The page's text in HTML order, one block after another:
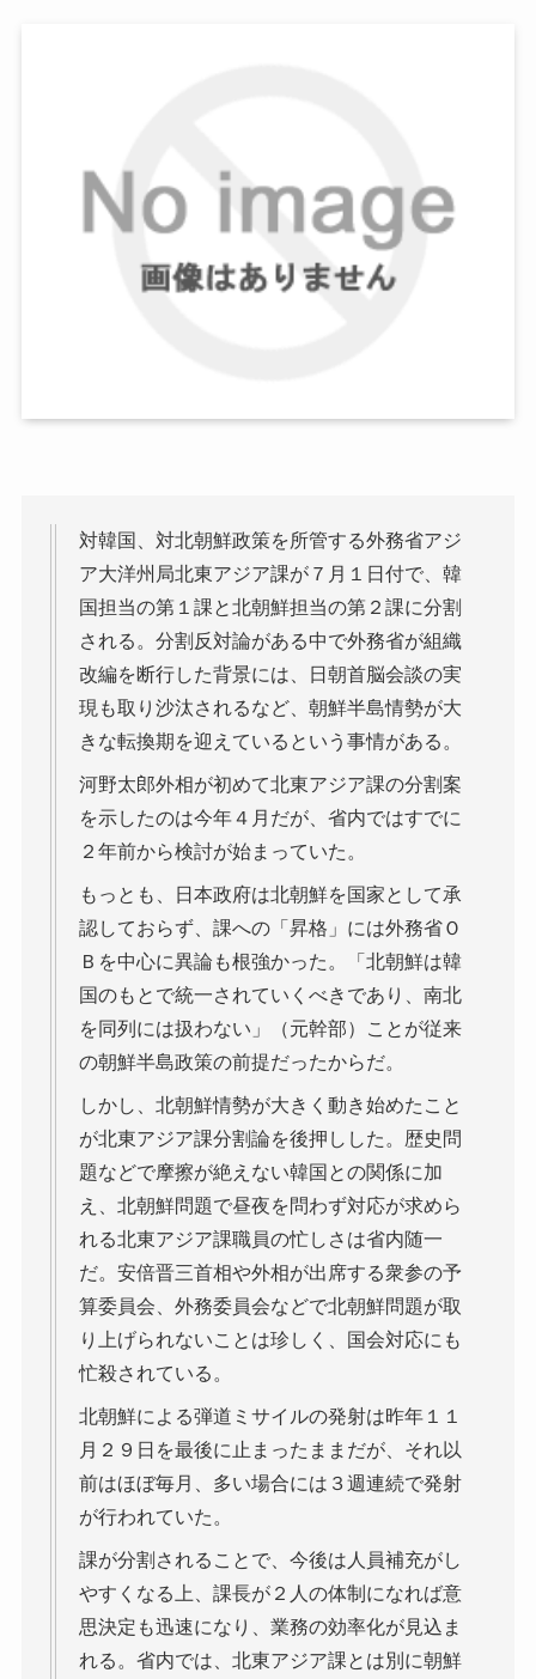
対韓国、対北朝鮮政策を所管する外務省アジ
ア大洋州局北東アジア課が７月１日付で、韓
国担当の第１課と北朝鮮担当の第２課に分割
される。分割反対論がある中で外務省が組織
改編を断行した背景には、日朝首脳会談の実
現も取り沙汰されるなど、朝鮮半島情勢が大
きな転換期を迎えているという事情がある。
河野太郎外相が初めて北東アジア課の分割案
を示したのは今年４月だが、省内ではすでに
２年前から検討が始まっていた。
もっとも、日本政府は北朝鮮を国家として承
認しておらず、課への「昇格」には外務省Ｏ
Ｂを中心に異論も根強かった。「北朝鮮は韓
国のもとで統一されていくべきであり、南北
を同列には扱わない」（元幹部）ことが従来
の朝鮮半島政策の前提だったからだ。
しかし、北朝鮮情勢が大きく動き始めたこと
が北東アジア課分割論を後押しした。歴史問
題などで摩擦が絶えない韓国との関係に加
え、北朝鮮問題で昼夜を問わず対応が求めら
れる北東アジア課職員の忙しさは省内随一
だ。安倍晋三首相や外相が出席する衆参の予
算委員会、外務委員会などで北朝鮮問題が取
り上げられないことは珍しく、国会対応にも
忙殺されている。
北朝鮮による弾道ミサイルの発射は昨年１１
月２９日を最後に止まったままだが、それ以
前はほぼ毎月、多い場合には３週連続で発射
が行われていた。
課が分割されることで、今後は人員補充がし
やすくなる上、課長が２人の体制になれば意
思決定も迅速になり、業務の効率化が見込ま
れる。省内では、北東アジア課とは別に朝鮮